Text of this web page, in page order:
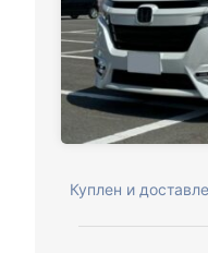
Куплен и